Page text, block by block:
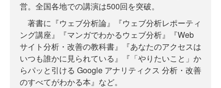
営。全国各地での講演は500回を突破。
著書に『ウェブ分析論』『ウェブ分析レポーティ
ング講座』『マンガでわかるウェブ分析』『Web
サイト分析・改善の教科書』『あなたのアクセスは
いつも誰かに見られている』『「やりたいこと」か
らパッと引ける Google アナリティクス 分析・改善
のすべてがわかる本』など。